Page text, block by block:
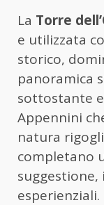
La Torre
e utilizzata
storico,
panoramica
sottostante
Appennini
natura
completano
suggestione,
esperienziali.